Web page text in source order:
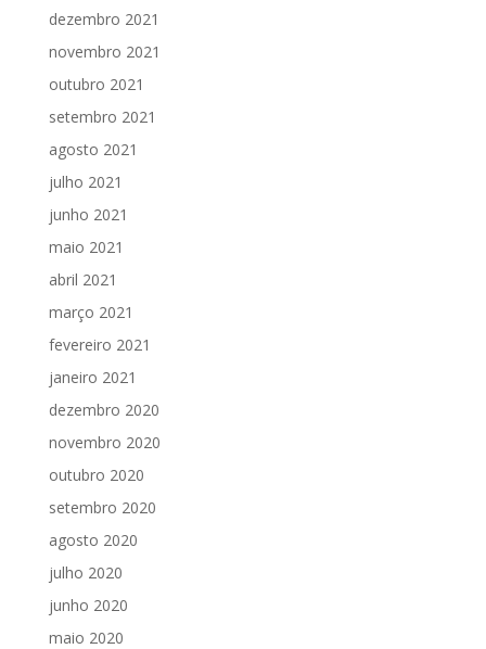
dezembro 2021
novembro 2021
outubro 2021
setembro 2021
agosto 2021
julho 2021
junho 2021
maio 2021
abril 2021
março 2021
fevereiro 2021
janeiro 2021
dezembro 2020
novembro 2020
outubro 2020
setembro 2020
agosto 2020
julho 2020
junho 2020
maio 2020